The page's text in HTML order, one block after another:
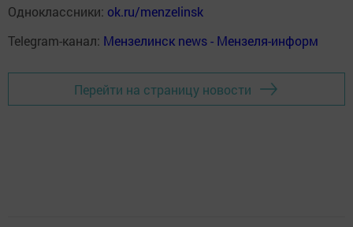
Одноклассники: ok.ru/menzelinsk
Telegram-канал: Мензелинск news - Мензеля-информ
Перейти на страницу новости